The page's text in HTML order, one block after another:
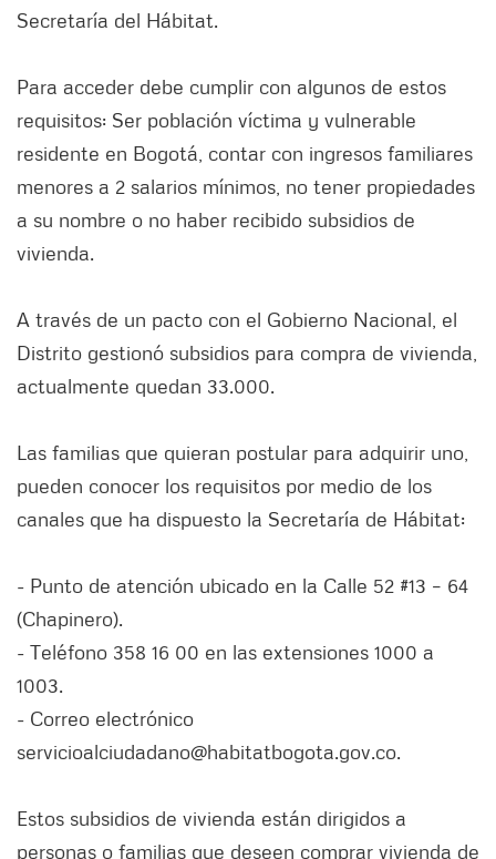
Secretaría del Hábitat.
Para acceder debe cumplir con algunos de estos
requisitos: Ser población víctima y vulnerable
residente en Bogotá, contar con ingresos familiares
menores a 2 salarios mínimos, no tener propiedades
a su nombre o no haber recibido subsidios de
vivienda.
A través de un pacto con el Gobierno Nacional, el
Distrito gestionó subsidios para compra de vivienda,
actualmente quedan 33.000.
Las familias que quieran postular para adquirir uno,
pueden conocer los requisitos por medio de los
canales que ha dispuesto la Secretaría de Hábitat:
- Punto de atención ubicado en la Calle 52 #13 – 64
(Chapinero).
- Teléfono 358 16 00 en las extensiones 1000 a
1003.
- Correo electrónico
servicioalciudadano@habitatbogota.gov.co.
Estos subsidios de vivienda están dirigidos a
personas o familias que deseen comprar vivienda de